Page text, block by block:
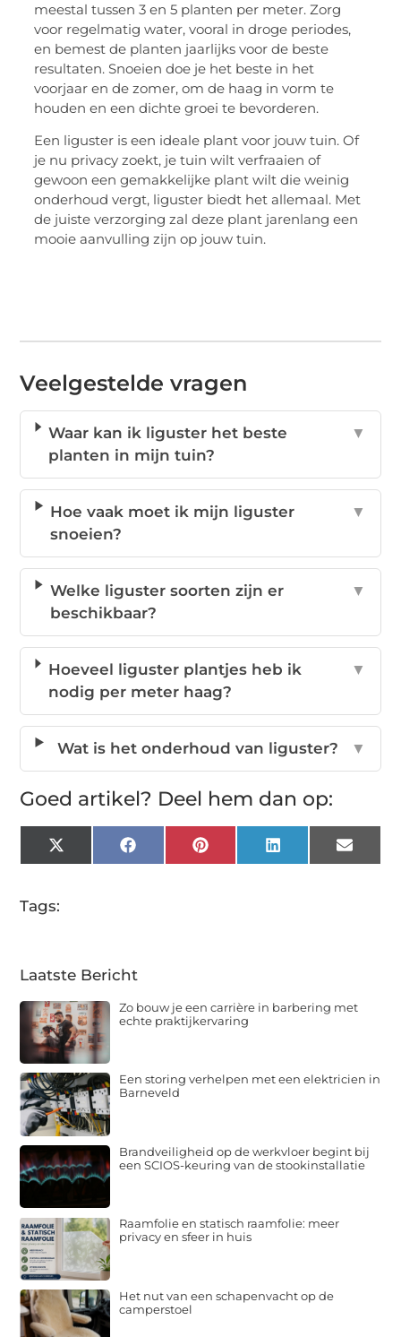
meestal tussen 3 en 5 planten per meter. Zorg
voor regelmatig water, vooral in droge periodes,
en bemest de planten jaarlijks voor de beste
resultaten. Snoeien doe je het beste in het
voorjaar en de zomer, om de haag in vorm te
houden en een dichte groei te bevorderen.
Een liguster is een ideale plant voor jouw tuin. Of
je nu privacy zoekt, je tuin wilt verfraaien of
gewoon een gemakkelijke plant wilt die weinig
onderhoud vergt, liguster biedt het allemaal. Met
de juiste verzorging zal deze plant jarenlang een
mooie aanvulling zijn op jouw tuin.
Veelgestelde vragen
Waar kan ik liguster het beste
planten in mijn tuin?
▼
Hoe vaak moet ik mijn liguster
snoeien?
▼
Welke liguster soorten zijn er
beschikbaar?
▼
Hoeveel liguster plantjes heb ik
nodig per meter haag?
▼
Wat is het onderhoud van liguster? ▼
Goed artikel? Deel hem dan op:
X
(Twitter)
FacebookPinterestLinkedInEmail
Tags:
Laatste Bericht
Zo bouw je een carrière in barbering met
echte praktijkervaring
Een storing verhelpen met een elektricien in
Barneveld
Brandveiligheid op de werkvloer begint bij
een SCIOS-keuring van de stookinstallatie
Raamfolie en statisch raamfolie: meer
privacy en sfeer in huis
Het nut van een schapenvacht op de
camperstoel